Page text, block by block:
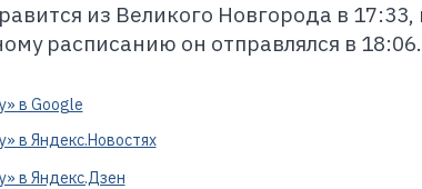
из Великого Новгорода в 17:33,
расписанию он отправлялся в 18:06.
в Google
в Яндекс.Новостях
в Яндекс.Дзен